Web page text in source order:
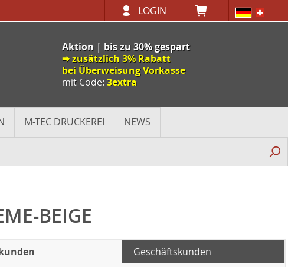
LOGIN
Aktion | bis zu 30% gespart
🠮 zusätzlich 3% Rabatt
bei Überweisung Vorkasse
mit Code:3extra
M-TEC DRUCKEREI NEWS
BEIGE
Geschäftskunden